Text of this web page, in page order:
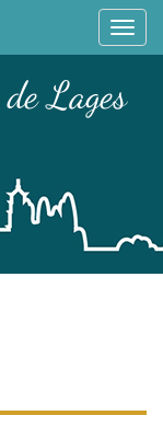
Menu
Lages